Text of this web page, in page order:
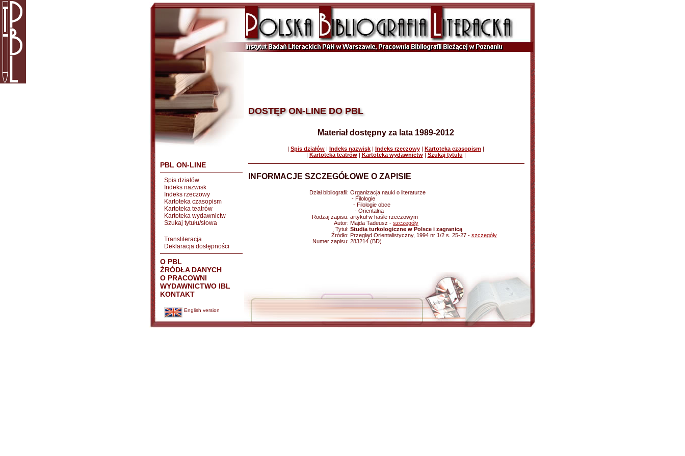
PBL ON-LINE
Spis działów
Indeks nazwisk
Indeks rzeczowy
Kartoteka czasopism
Kartoteka teatrów
Kartoteka wydawnictw
Szukaj tytułu/słowa
Transliteracja
Deklaracja dostępności
O PBL
ŹRÓDŁA DANYCH
O PRACOWNI
WYDAWNICTWO IBL
KONTAKT
English version
DOSTĘP ON-LINE DO PBL
Materiał dostępny za lata 1989-2012
| Spis działów | Indeks nazwisk | Indeks rzeczowy | Kartoteka czasopism |
| Kartoteka teatrów| Kartoteka wydawnictw| Szukaj tytułu |
INFORMACJE SZCZEGÓŁOWE O ZAPISIE
Dział bibliografii: Organizacja nauki o literaturze
- Filologie
- Filologie obce
- Orientalna
Rodzaj zapisu: artykuł w haśle rzeczowym
Autor: Majda Tadeusz - szczegóły
Tytuł: Studia turkologiczne w Polsce i zagranicą
Źródło: Przegląd Orientalistyczny, 1994 nr 1/2 s. 25-27 - szczegóły
Numer zapisu: 283214 (BD)